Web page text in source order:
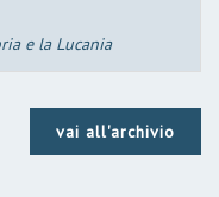
e la Lucania
vai all'archivio